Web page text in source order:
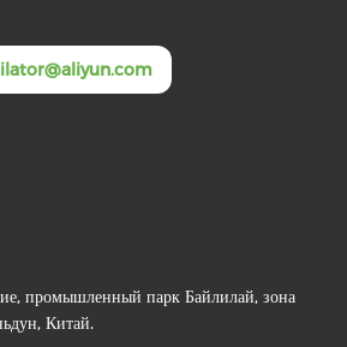
промышленный парк Байлилай, зона
Китай.